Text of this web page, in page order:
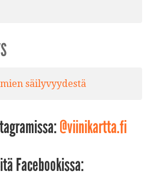
säilyvyydestä
@viinikartta.fi
Facebookissa: